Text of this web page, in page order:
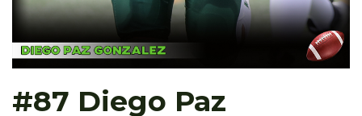
#87 Diego Paz